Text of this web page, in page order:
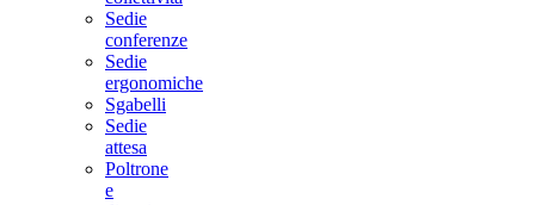
Sedie
conferenze
Sedie
ergonomiche
Sgabelli
Sedie
attesa
Poltrone
e